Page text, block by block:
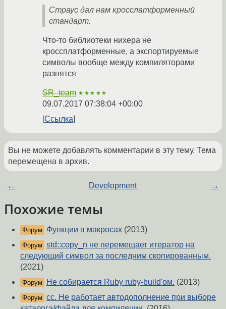
Страус дал нам кросслатформенный
стандарт.
Что-то библиотеки нихера не
кроссплатформенные, а экспортируемые
символы вообще между компиляторами
разнятся
SR_team ★★★★★
09.07.2017 07:38:04 +00:00
Ссылка
Вы не можете добавлять комментарии в эту тему. Тема
перемещена в архив.
← Development →
Похожие темы
Форум Функции в макросах (2013)
Форум std::copy_n не перемещает итератор на
следующий символ за последним скопированным.
(2021)
Форум Не собирается Ruby ruby-build'ом. (2013)
Форум cc. Не работает автодополнение при выборе